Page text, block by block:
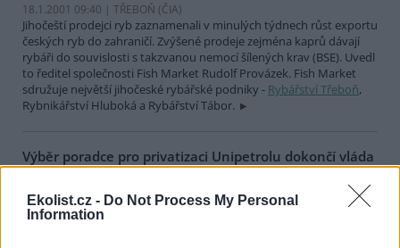
Ekolist.cz - Do Not Process My Personal
Information
18.1.2001 09:40 | TŘEBOŇ (ČIA)
Jihočeští prodejci ryb zaznamenali v minulých týdnech růst exportu
českých ryb do zahraničí. Zvýšené prodeje zejména kaprů dávají
rybáři do souvislosti s takzvanou nemocí šílených krav (BSE). Uvedl
to ředitel společnosti Fish Market Rudolf Provázek. Fish Market
sdružuje největší jihočeské rybářské podniky - Rybářství Třeboň,
Rybnikářství Hluboká a Rybářství Tábor.
Výběr poradce pro privatizaci Unipetrolu dokončí vláda
v pondělí
17.1.2001 21:40 | PRAHA ( ČIA
Vládní kabinetMiloše Zemana dnes přerušil jednání o způsobu